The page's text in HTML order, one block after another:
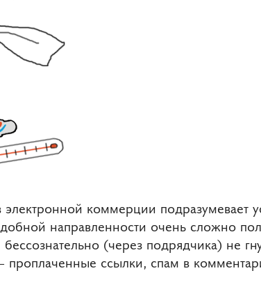
коммерции подразумевает
направленности очень сложно
(через подрядчика) не
проплаченные ссылки, спам в